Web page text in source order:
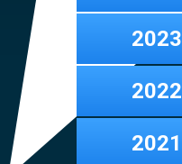
2023
2022
2021